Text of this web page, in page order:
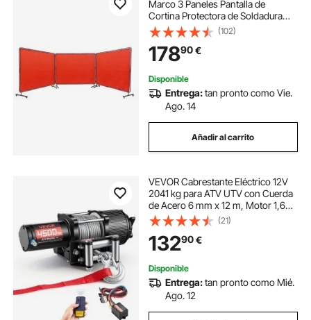
Marco 3 Paneles Pantalla de
Cortina Protectora de Soldadura
1,8x2,4 m de Vinilo Ignífugo sobre
12 Ruedas Giratorias (6 con
Bloqueo) Mobile Pro para Industria,
Rojo
(102)
17890€
Disponible
Entrega:tan pronto como Vie.
Ago. 14
Añadir al carrito
VEVOR Cabrestante Eléctrico 12V
2041 kg para ATV UTV con Cuerda
de Acero 6 mm x 12 m, Motor 1,6
kW, IP54, Control Remoto con
Cable e Inalámbrico con Guía de
Rodillos, Placa de Montaje para
Todoterreno
(21)
13290€
Disponible
Entrega:tan pronto como Mié.
Ago. 12